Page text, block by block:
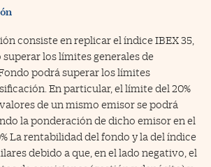
consiste en replicar el índice IBEX 35,
los límites generales de
podrá superar los límites
En particular, el límite del 20%
de un mismo emisor se podrá
la ponderación de dicho emisor en el
La rentabilidad del fondo y la del índice
debido a que, en el lado negativo, el